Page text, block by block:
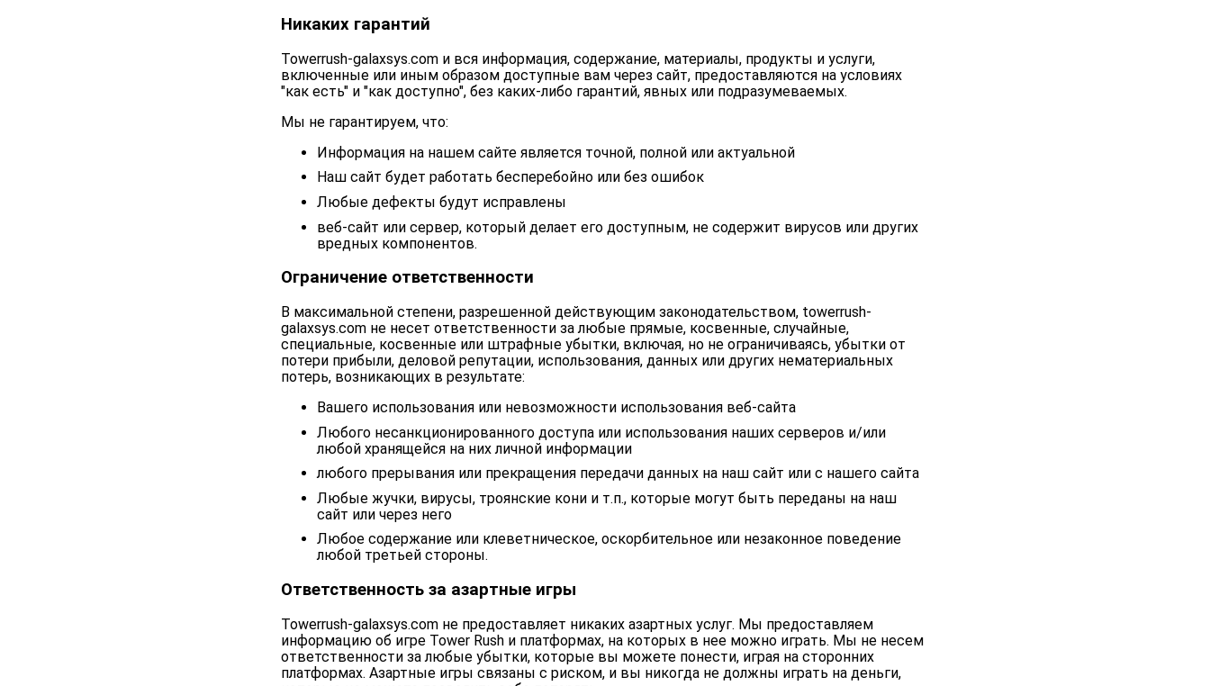
Никаких гарантий
Towerrush-galaxsys.com и вся информация, содержание, материалы, продукты и услуги,
включенные или иным образом доступные вам через сайт, предоставляются на условиях
"как есть" и "как доступно", без каких-либо гарантий, явных или подразумеваемых.
Мы не гарантируем, что:
Информация на нашем сайте является точной, полной или актуальной
Наш сайт будет работать бесперебойно или без ошибок
Любые дефекты будут исправлены
веб-сайт или сервер, который делает его доступным, не содержит вирусов или других
вредных компонентов.
Ограничение ответственности
В максимальной степени, разрешенной действующим законодательством, towerrush-
galaxsys.com не несет ответственности за любые прямые, косвенные, случайные,
специальные, косвенные или штрафные убытки, включая, но не ограничиваясь, убытки от
потери прибыли, деловой репутации, использования, данных или других нематериальных
потерь, возникающих в результате:
Вашего использования или невозможности использования веб-сайта
Любого несанкционированного доступа или использования наших серверов и/или
любой хранящейся на них личной информации
любого прерывания или прекращения передачи данных на наш сайт или с нашего сайта
Любые жучки, вирусы, троянские кони и т.п., которые могут быть переданы на наш
сайт или через него
Любое содержание или клеветническое, оскорбительное или незаконное поведение
любой третьей стороны.
Ответственность за азартные игры
Towerrush-galaxsys.com не предоставляет никаких азартных услуг. Мы предоставляем
информацию об игре Tower Rush и платформах, на которых в нее можно играть. Мы не несем
ответственности за любые убытки, которые вы можете понести, играя на сторонних
платформах. Азартные игры связаны с риском, и вы никогда не должны играть на деньги,